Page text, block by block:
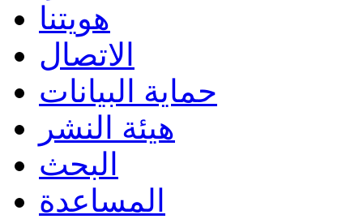
هويتنا
الاتصال
حماية البيانات
هيئة النشر
البحث
المساعدة